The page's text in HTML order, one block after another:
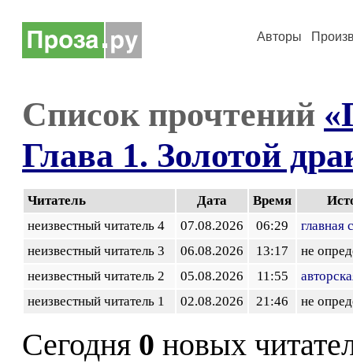
Авторы
Список прочтений
Глава 1. Золотой
Читатель Дата Время
неизвестный читатель 4
07.08.2026 06:29
главная
неизвестный читатель 3
06.08.2026 13:17
не
неизвестный читатель 2
05.08.2026 11:55
неизвестный читатель 1
02.08.2026 21:46 не
Сегодня 0 новых